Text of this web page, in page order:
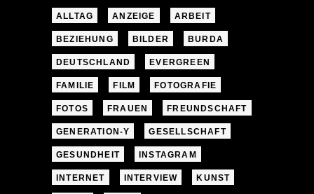
ALLTAG ANZEIGE ARBEIT
BEZIEHUNG BILDER BURDA
DEUTSCHLAND EVERGREEN
FAMILIE FILM FOTOGRAFIE
FOTOS FRAUEN FREUNDSCHAFT
GENERATION-Y GESELLSCHAFT
GESUNDHEIT INSTAGRAM
INTERNET INTERVIEW KUNST